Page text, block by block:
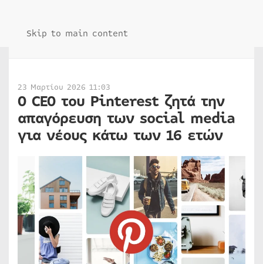
Skip to main content
23 Μαρτίου 2026 11:03
Ο CEO του Pinterest ζητά την
απαγόρευση των social media
για νέους κάτω των 16 ετών